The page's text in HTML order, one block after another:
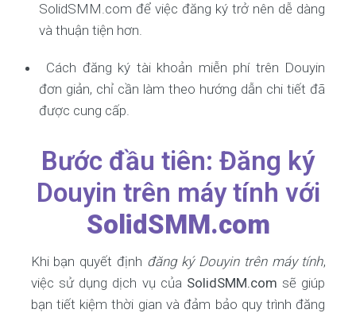
SolidSMM.com để việc đăng ký trở nên dễ dàng
và thuận tiện hơn.
Cách đăng ký tài khoản miễn phí trên Douyin
đơn giản, chỉ cần làm theo hướng dẫn chi tiết đã
được cung cấp.
Bước đầu tiên: Đăng ký
Douyin trên máy tính với
SolidSMM.com
Khi bạn quyết định đăng ký Douyin trên máy tính,
việc sử dụng dịch vụ của SolidSMM.com sẽ giúp
bạn tiết kiệm thời gian và đảm bảo quy trình đăng